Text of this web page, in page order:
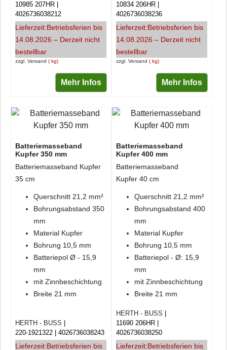
zzgl. Versand kg
10985 207HR
4026736038212
Lieferzeit:Betriebsferien bis
14.08.2026 – Derzeit nicht
bestellbar
Mehr Infos
zzgl. Versand kg
10834 206HR
4026736038236
Lieferzeit:Betriebsferien bis
14.08.2026 – Derzeit nicht
bestellbar
Mehr Infos
Batteriemasseband
Kupfer 350 mm
Batteriemasseband Kupfer
35 cm
Querschnitt 21,2 mm²
Bohrungsabstand 350
mm
Material Kupfer
Bohrung 10,5 mm
Batteriepol Ø - 15,9
mm
mit Zinnbeschichtung
Breite 21 mm
HERTH - BUSS
220-1921322
4026736038243
Lieferzeit:Betriebsferien bis
Batteriemasseband
Kupfer 400 mm
Batteriemasseband
Kupfer 40 cm
Querschnitt 21,2 mm²
Bohrungsabstand 400
mm
Material Kupfer
Bohrung 10,5 mm
Batteriepol - Ø: 15,9
mm
mit Zinnbeschichtung
Breite 21 mm
HERTH - BUSS
11690 206HR
4026736038250
Lieferzeit:Betriebsferien bis